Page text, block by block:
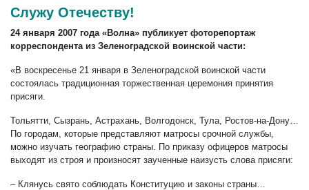
Служу Отечеству!
24 января 2007 года «Волна» публикует фоторепортаж
корреспондента из Зеленоградской воинской части:
«В воскресенье 21 января в Зеленоградской воинской части
состоялась традиционная торжественная церемония принятия
присяги.
Тольятти, Сызрань, Астрахань, Волгодонск, Тула, Ростов-на-Дону…
По городам, которые представляют матросы срочной службы,
можно изучать географию страны. По приказу офицеров матросы
выходят из строя и произносят заученные наизусть слова присяги:
– Клянусь свято соблюдать Конституцию и законы страны…